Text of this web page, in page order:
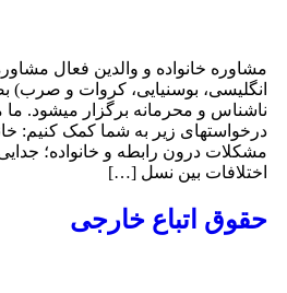
خانواده و والدین فعال مشاوره
بوسنیایی، کروات و صرب)
و محرمانه برگزار میشود. ما
زیر به شما کمک کنیم:
درون رابطه و خانواده؛ جدایی و
بین نسل […]
اتباع خارجی